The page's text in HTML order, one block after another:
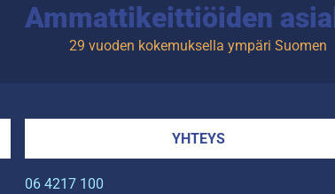
Ammattikeittiöiden
29 vuoden kokemuksella ympäri Suomen
YHTEYS
06 4217 100